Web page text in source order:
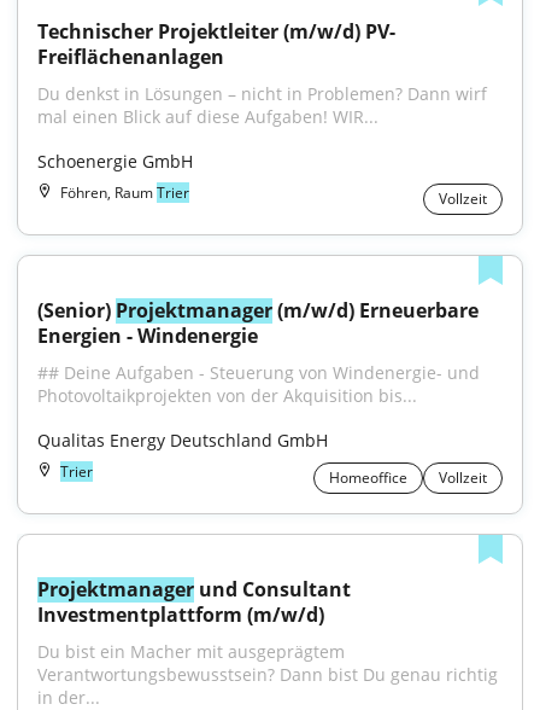
Technischer Projektleiter (m/w/d) PV-
Freiflächenanlagen
Du denkst in Lösungen – nicht in Problemen? Dann wirf
mal einen Blick auf diese Aufgaben! WIR...
Schoenergie GmbH
Föhren, RaumTrier Vollzeit
(Senior) Projektmanager (m/w/d) Erneuerbare
Energien - Windenergie
## Deine Aufgaben - Steuerung von Windenergie- und
Photovoltaikprojekten von der Akquisition bis...
Qualitas Energy Deutschland GmbH
Trier Homeoffice Vollzeit
Projektmanager und Consultant
Investmentplattform (m/w/d)
Du bist ein Macher mit ausgeprägtem
Verantwortungsbewusstsein? Dann bist Du genau richtig
in der...